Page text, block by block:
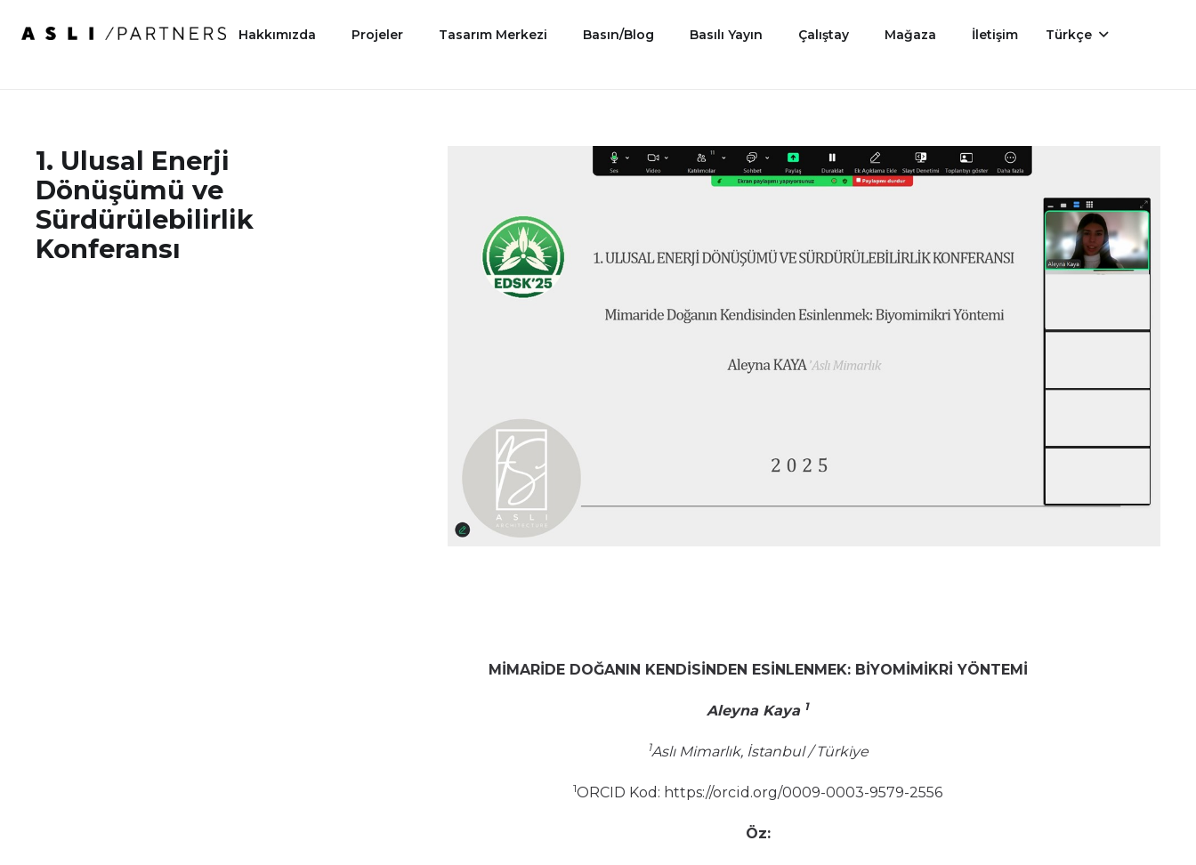
Hakkımızda Projeler Tasarım Merkezi Basın/Blog Basılı Yayın Çalıştay Mağaza İletişim Türkçe
1. Ulusal Enerji
Dönüşümü ve
Sürdürülebilirlik
Konferansı
MİMARİDE DOĞANIN KENDİSİNDEN ESİNLENMEK: BİYOMİMİKRİ YÖNTEMİ
Aleyna Kaya 1
1Aslı Mimarlık, İstanbul / Türkiye
1ORCID Kod: https://orcid.org/0009-0003-9579-2556
Öz: